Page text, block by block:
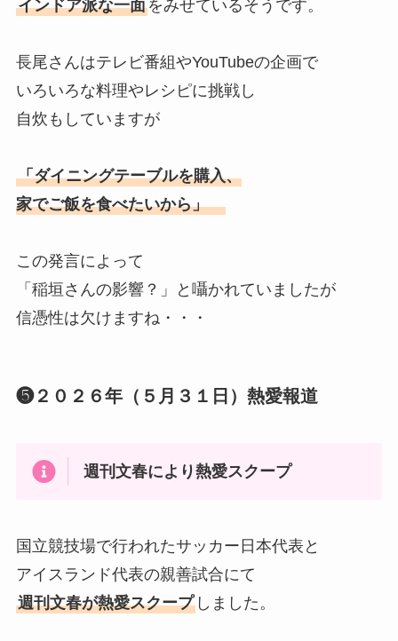
インドア派な一面をみせているそうです。
長尾さんはテレビ番組やYouTubeの企画で
いろいろな料理やレシピに挑戦し
自炊もしていますが
「ダイニングテーブルを購入、
家でご飯を食べたいから」
この発言によって
「稲垣さんの影響？」と囁かれていましたが
信憑性は欠けますね・・・
❺２０２６年（５月３１日）熱愛報道
週刊文春により熱愛スクープ
国立競技場で行われたサッカー日本代表と
アイスランド代表の親善試合にて
週刊文春が熱愛スクープしました。